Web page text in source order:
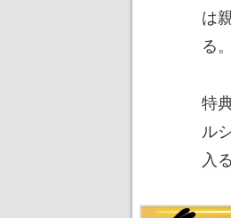
は
る。
特
ル
入